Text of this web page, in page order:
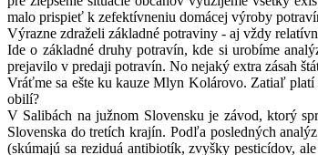
malo prispieť k zefektívneniu domácej výroby
Výrazne zdraželi základné potraviny - aj vždy
Ide o základné druhy potravín, kde si urobíme
prejavilo v predaji potravín. No nejaký extra zásah
Vráťme sa ešte ku kauze Mlyn Kolárovo. Zatiaľ
obilí?
V Salibách na južnom Slovensku je závod, ktorý
Slovenska do tretích krajín. Podľa posledných
(skúmajú sa reziduá antibiotík, zvyšky pesticídov,